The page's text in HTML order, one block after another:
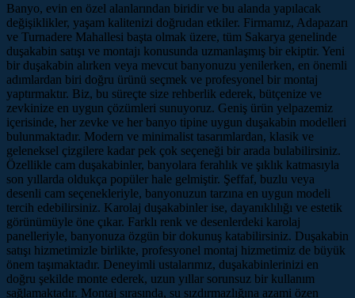
Banyo, evin en özel alanlarından biridir ve bu alanda yapılacak
değişiklikler, yaşam kalitenizi doğrudan etkiler. Firmamız, Adapazarı
ve Turnadere Mahallesi başta olmak üzere, tüm Sakarya genelinde
duşakabin satışı ve montajı konusunda uzmanlaşmış bir ekiptir. Yeni
bir duşakabin alırken veya mevcut banyonuzu yenilerken, en önemli
adımlardan biri doğru ürünü seçmek ve profesyonel bir montaj
yaptırmaktır. Biz, bu süreçte size rehberlik ederek, bütçenize ve
zevkinize en uygun çözümleri sunuyoruz. Geniş ürün yelpazemiz
içerisinde, her zevke ve her banyo tipine uygun duşakabin modelleri
bulunmaktadır. Modern ve minimalist tasarımlardan, klasik ve
geleneksel çizgilere kadar pek çok seçeneği bir arada bulabilirsiniz.
Özellikle cam duşakabinler, banyolara ferahlık ve şıklık katmasıyla
son yıllarda oldukça popüler hale gelmiştir. Şeffaf, buzlu veya
desenli cam seçenekleriyle, banyonuzun tarzına en uygun modeli
tercih edebilirsiniz. Karolaj duşakabinler ise, dayanıklılığı ve estetik
görünümüyle öne çıkar. Farklı renk ve desenlerdeki karolaj
panelleriyle, banyonuza özgün bir dokunuş katabilirsiniz. Duşakabin
satışı hizmetimizle birlikte, profesyonel montaj hizmetimiz de büyük
önem taşımaktadır. Deneyimli ustalarımız, duşakabinlerinizi en
doğru şekilde monte ederek, uzun yıllar sorunsuz bir kullanım
sağlamaktadır. Montaj sırasında, su sızdırmazlığına azami özen